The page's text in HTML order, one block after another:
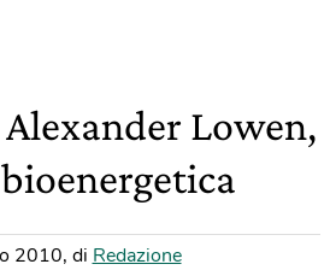
Lowen,
2010, di Redazione